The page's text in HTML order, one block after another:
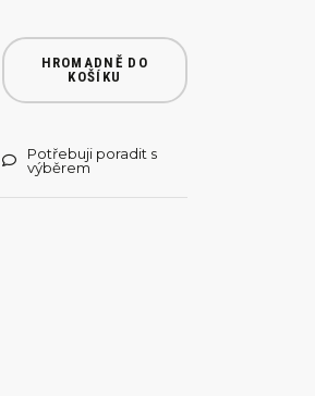
HROMADNĚ DO
KOŠÍKU
Potřebuji poradit s
výběrem